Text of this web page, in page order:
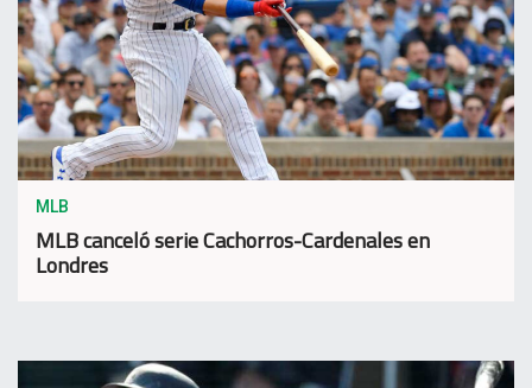
MLB
MLB canceló serie Cachorros-Cardenales en
Londres